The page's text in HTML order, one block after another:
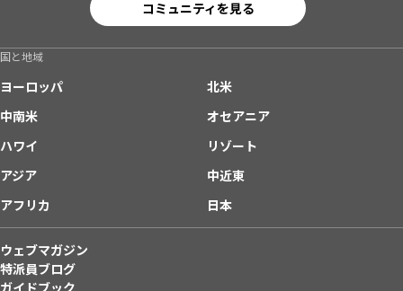
コミュニティを見る
国と地域
ヨーロッパ
北米
中南米
オセアニア
ハワイ
リゾート
アジア
中近東
アフリカ
日本
ウェブマガジン
特派員ブログ
ガイドブック